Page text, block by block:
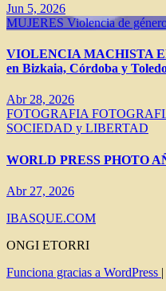
Jun 5, 2026
MUJERES Violencia de
VIOLENCIA MACHISTA
en Bizkaia, Córdoba y
Abr 28, 2026
FOTOGRAFIA
SOCIEDAD y LIBERTAD
WORLD PRESS PHOTO
Abr 27, 2026
IBASQUE.COM
ONGI ETORRI
Funciona gracias a WordPress |